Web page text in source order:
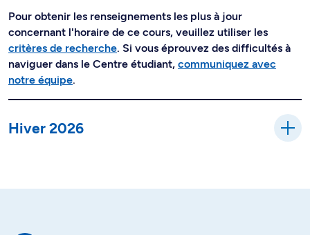
Pour obtenir les renseignements les plus à jour
concernant l'horaire de ce cours, veuillez utiliser les
critères de recherche. Si vous éprouvez des difficultés à
naviguer dans le Centre étudiant, communiquez avec
notre équipe.
Hiver 2026